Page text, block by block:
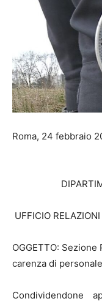
Roma, 24 febbraio
UFFICIO
OGGETTO:
carenza di
Condividendone